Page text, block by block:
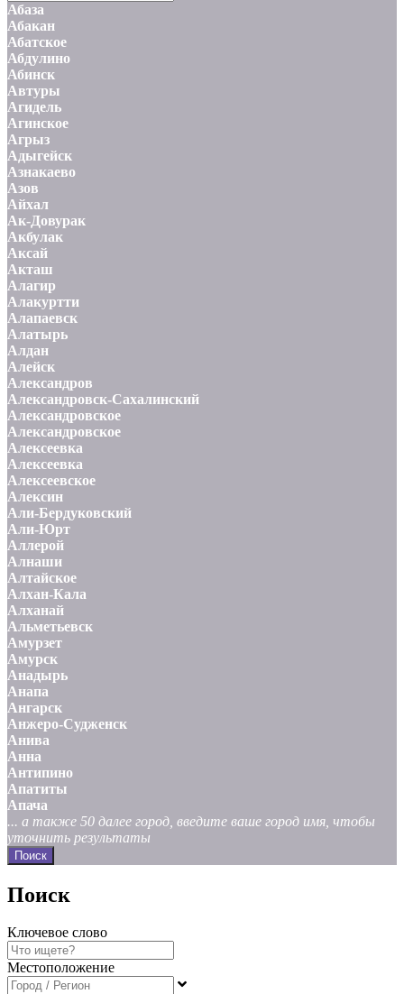
Абаза
Абакан
Абатское
Абдулино
Абинск
Автуры
Агидель
Агинское
Агрыз
Адыгейск
Азнакаево
Азов
Айхал
Ак-Довурак
Акбулак
Аксай
Акташ
Алагир
Алакуртти
Алапаевск
Алатырь
Алдан
Алейск
Александров
Александровск-Сахалинский
Александровское
Александровское
Алексеевка
Алексеевка
Алексеевское
Алексин
Али-Бердуковский
Али-Юрт
Аллерой
Алнаши
Алтайское
Алхан-Кала
Алханай
Альметьевск
Амурзет
Амурск
Анадырь
Анапа
Ангарск
Анжеро-Судженск
Анива
Анна
Антипино
Апатиты
Апача
... а также 50 далее город, введите ваше город имя, чтобы
уточнить результаты
Поиск
Поиск
Ключевое слово
Местоположение